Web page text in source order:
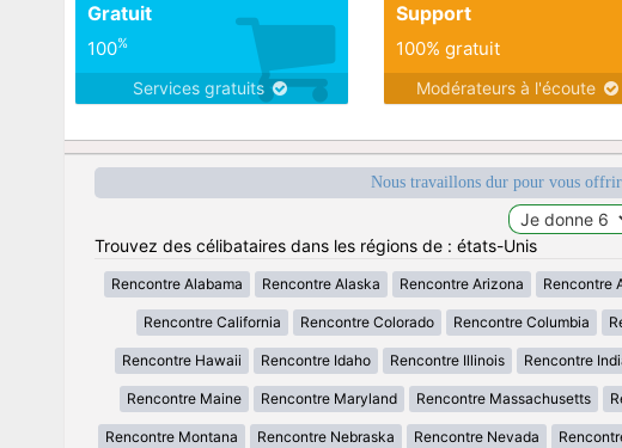
Gratuit
100%
Services gratuits
Support
100% gratuit
Modérateurs à l'écoute
Nous travaillons dur pour vous
Trouvez des célibataires dans les régions de : états-Unis
Rencontre Alabama Rencontre Alaska Rencontre Arizona Rencontre
Rencontre California Rencontre Colorado Rencontre Columbia
Rencontre Hawaii Rencontre Idaho Rencontre Illinois Rencontre
Rencontre Maine Rencontre Maryland Rencontre Massachusetts
Rencontre Montana Rencontre Nebraska Rencontre Nevada